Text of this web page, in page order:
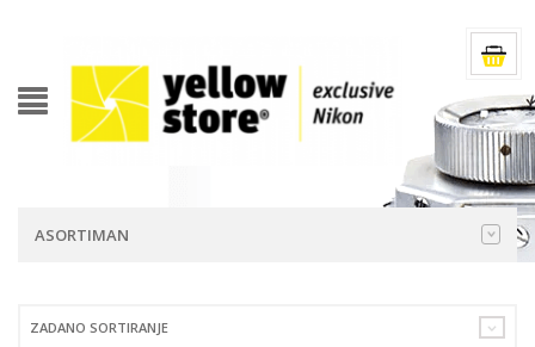
ASORTIMAN
ZADANO SORTIRANJE